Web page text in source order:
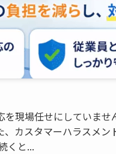
を現場任せにしていま
カスタマーハラスメ
くと...